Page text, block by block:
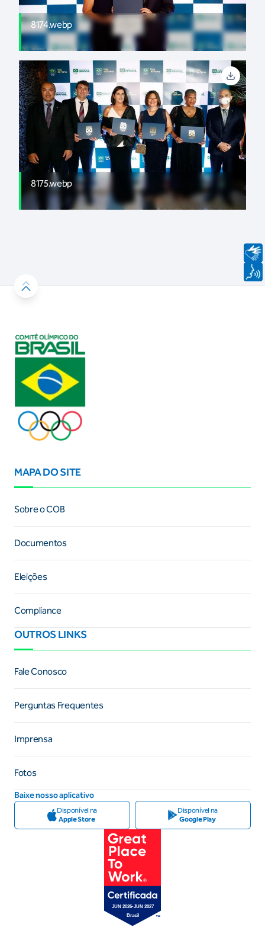
8174.webp
8175.webp
MAPA DO SITE
Sobre o COB
Documentos
Eleições
Compliance
OUTROS LINKS
Fale Conosco
Perguntas Frequentes
Imprensa
Fotos
Baixe nosso aplicativo
Disponível na
Apple Store
Disponível na
Google Play